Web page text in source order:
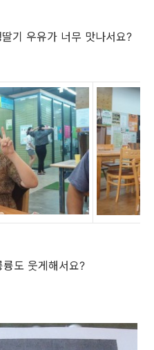
기 우유가 너무 맛나서요?
도 웃게해서요?